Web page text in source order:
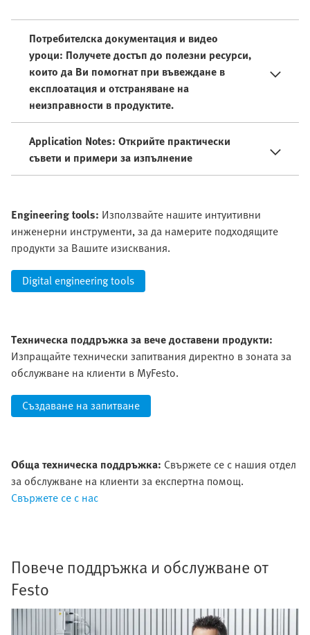
Потребителска документация и видео
уроци: Получете достъп до полезни ресурси,
които да Ви помогнат при въвеждане в
експлоатация и отстраняване на
неизправности в продуктите.
Application Notes: Открийте практически
съвети и примери за изпълнение
Engineering tools: Използвайте нашите интуитивни
инженерни инструменти, за да намерите подходящите
продукти за Вашите изисквания.
Digital engineering tools
Техническа поддръжка за вече доставени продукти:
Изпращайте технически запитвания директно в зоната за
обслужване на клиенти в MyFesto.
Създаване на запитване
Обща техническа поддръжка: Свържете се с нашия отдел
за обслужване на клиенти за експертна помощ.
Свържете се с нас
Повече поддръжка и обслужване от
Festo